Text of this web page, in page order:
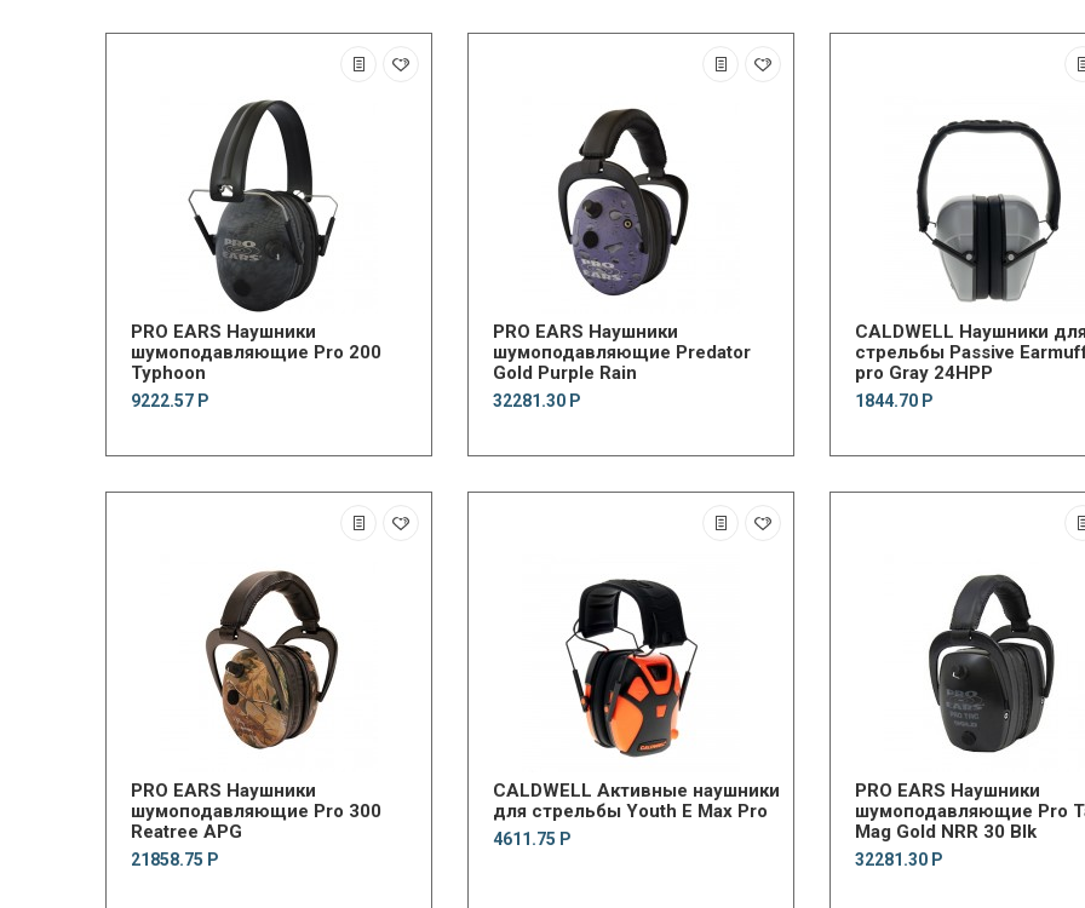
PRO EARS Наушники
шумоподавляющие Pro 200
Typhoon
9222.57 Р
PRO EARS Наушники
шумоподавляющие Predator
Gold Purple Rain
32281.30 Р
CALDWELL Наушники для
стрельбы Passive
pro Gray 24НРР
1844.70 Р
PRO EARS Наушники
шумоподавляющие Pro 300
Reatree APG
21858.75 Р
CALDWELL Активные наушники
для стрельбы Youth E Max Pro
4611.75 Р
PRO EARS Наушники
шумоподавляющие Pro
Mag Gold NRR 30 Blk
32281.30 Р